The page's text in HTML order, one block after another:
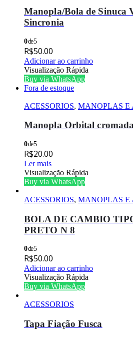
Manopla/Bola de Sinuca
Sincronia
0de 5
R$50.00
Adicionar ao carrinho
Visualização Rápida
Buy via WhatsApp
Fora de estoque
ACESSORIOS, MANOPLAS E
Manopla Orbital
0de 5
R$20.00
Ler mais
Visualização Rápida
Buy via WhatsApp
ACESSORIOS, MANOPLAS E
BOLA DE CAMBIO
PRETO N 8
0de 5
R$50.00
Adicionar ao carrinho
Visualização Rápida
Buy via WhatsApp
ACESSORIOS
Tapa Fiação Fusca